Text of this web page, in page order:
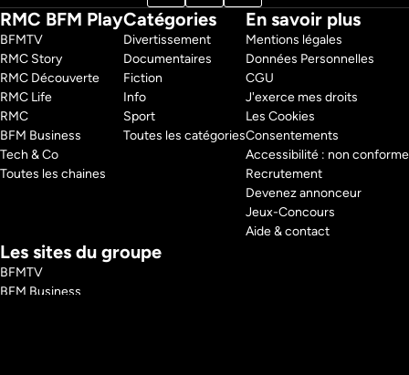
RMC BFM Play
BFMTV
RMC Story
RMC Découverte
RMC Life
RMC
BFM Business
Tech & Co
Toutes les chaines
Catégories
Divertissement
Documentaires
Fiction
Info
Sport
Toutes les catégories
En savoir plus
Mentions légales
Données Personnelles
CGU
J'exerce mes droits
Les Cookies
Consentements
Accessibilité : non conforme
Recrutement
Devenez annonceur
Jeux-Concours
Aide & contact
Les sites du groupe
BFMTV
BFM Business